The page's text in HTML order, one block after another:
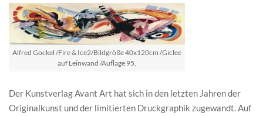
Alfred Gockel /Fire & Ice2/Bildgröße 40x120cm /Giclee
auf Leinwand /Auflage 95.
Der Kunstverlag Avant Art hat sich in den letzten Jahren der
Originalkunst und der limitierten Druckgraphik zugewandt. Auf